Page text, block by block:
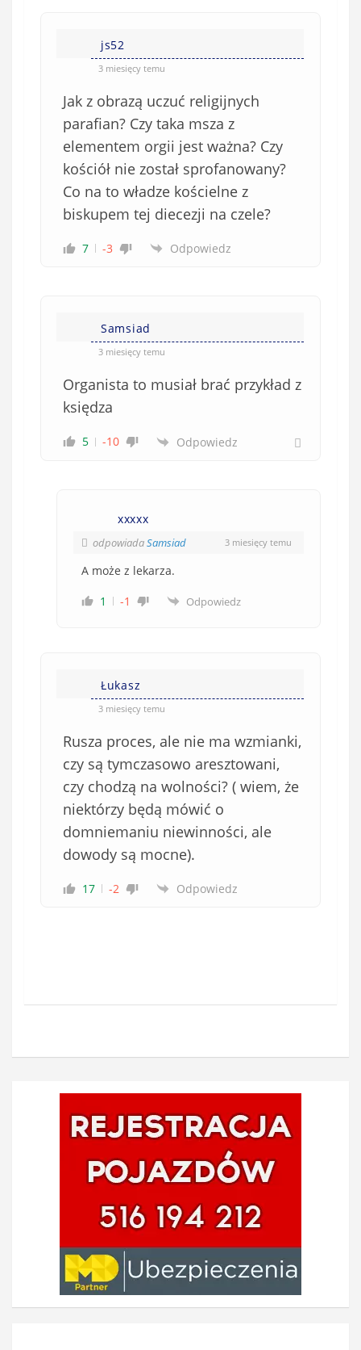
js52
3 miesięcy temu
Jak z obrazą uczuć religijnych
parafian? Czy taka msza z
elementem orgii jest ważna? Czy
kościół nie został sprofanowany?
Co na to władze kościelne z
biskupem tej diecezji na czele?
7 -3 Odpowiedz
Samsiad
3 miesięcy temu
Organista to musiał brać przykład z
księdza
5 -10 Odpowiedz
xxxxx
odpowiadaSamsiad 3 miesięcy temu
A może z lekarza.
1
-1 Odpowiedz
Łukasz
3 miesięcy temu
Rusza proces, ale nie ma wzmianki,
czy są tymczasowo aresztowani,
czy chodzą na wolności? ( wiem, że
niektórzy będą mówić o
domniemaniu niewinności, ale
dowody są mocne).
17 -2 Odpowiedz